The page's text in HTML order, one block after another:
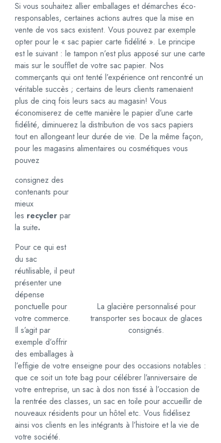
Si vous souhaitez allier emballages et démarches éco-
responsables, certaines actions autres que la mise en
vente de vos sacs existent. Vous pouvez par exemple
opter pour le « sac papier carte fidélité ». Le principe
est le suivant : le tampon n’est plus apposé sur une carte
mais sur le soufflet de votre sac papier. Nos
commerçants qui ont tenté l’expérience ont rencontré un
véritable succès ; certains de leurs clients ramenaient
plus de cinq fois leurs sacs au magasin! Vous
économiserez de cette manière le papier d’une carte
fidélité, diminuerez la distribution de vos sacs papiers
tout en allongeant leur durée de vie. De la même façon,
pour les magasins alimentaires ou cosmétiques vous
pouvez
La glacière personnalisé pour
transporter ses bocaux de glaces
consignés.
consignez des
contenants pour
mieux
les recycler par
la suite.
Pour ce qui est
du sac
réutilisable, il peut
présenter une
dépense
ponctuelle pour
votre commerce.
Il s’agit par
exemple d’offrir
des emballages à
l’effigie de votre enseigne pour des occasions notables :
que ce soit un tote bag pour célébrer l’anniversaire de
votre entreprise, un sac à dos non tissé à l’occasion de
la rentrée des classes, un sac en toile pour accueillir de
nouveaux résidents pour un hôtel etc. Vous fidélisez
ainsi vos clients en les intégrants à l’histoire et la vie de
votre société.